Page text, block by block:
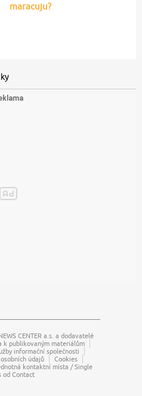
maracuju?
CENTER a.s. a dodavatelé
k publikovaným materiálům
informační společnosti
údajů
Cookies
kontaktní místa / Single
od Contact